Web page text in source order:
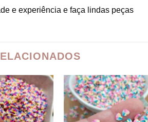
e experiência e faça lindas peças